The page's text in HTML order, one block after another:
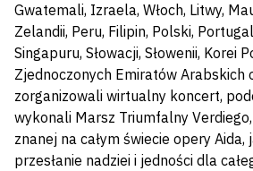
Gwatemali, Izraela, Włoch, Litwy,
Zelandii, Peru, Filipin, Polski,
Singapuru, Słowacji, Słowenii, Korei
Zjednoczonych Emiratów Arabskich
zorganizowali wirtualny koncert,
wykonali Marsz Triumfalny
znanej na całym świecie opery Aida,
przesłanie nadziei i jedności dla